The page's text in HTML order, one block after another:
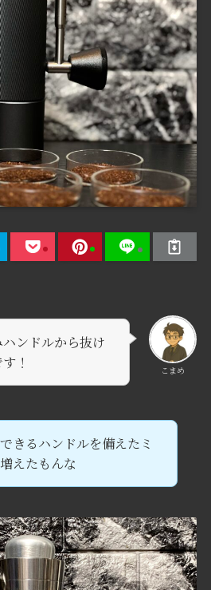
こまめ
ンドルから抜け
！
きるハンドルを備えたミ
えたもんな